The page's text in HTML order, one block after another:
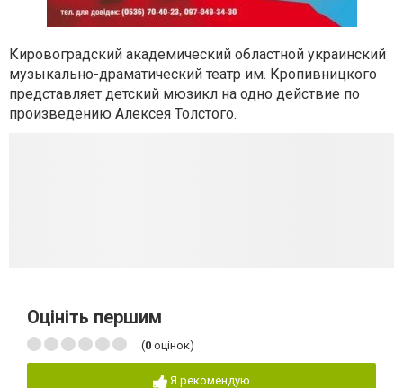
Кировоградский академический областной украинский
музыкально-драматический театр им. Кропивницкого
представляет детский мюзикл на одно действие по
произведению Алексея Толстого.
Оцініть першим
(0 оцінок)
Я рекомендую